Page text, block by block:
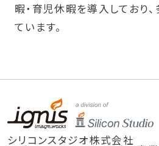
暇・育児休暇を導入しており
ています。
シリコンスタジオ株式会社